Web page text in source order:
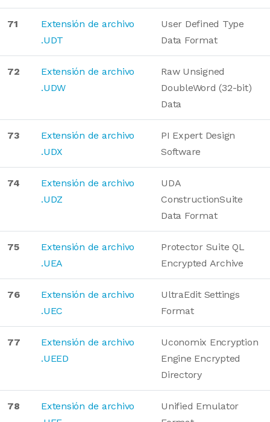
71
Extensión de archivo
.UDT
User Defined Type
Data Format
72
Extensión de archivo
.UDW
Raw Unsigned
DoubleWord (32-bit)
Data
73
Extensión de archivo
.UDX
PI Expert Design
Software
74
Extensión de archivo
.UDZ
UDA
ConstructionSuite
Data Format
75
Extensión de archivo
.UEA
Protector Suite QL
Encrypted Archive
76
Extensión de archivo
.UEC
UltraEdit Settings
Format
77
Extensión de archivo
.UEED
Uconomix Encryption
Engine Encrypted
Directory
78
Extensión de archivo
Unified Emulator